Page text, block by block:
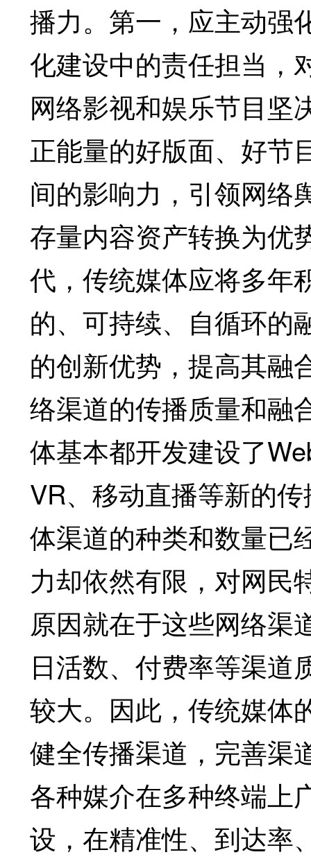
播力。第一，应主动强
化建设中的责任担当，
网络影视和娱乐节目坚
正能量的好版面、好节
间的影响力，引领网络
存量内容资产转换为优
代，传统媒体应将多年
的、可持续、自循环的
的创新优势，提高其融
络渠道的传播质量和融
体基本都开发建设了
VR、移动直播等新的
体渠道的种类和数量已
力却依然有限，对网民
原因就在于这些网络渠
日活数、付费率等渠道
较大。因此，传统媒体
健全传播渠道，完善渠
各种媒介在多种终端上
设，在精准性、到达率